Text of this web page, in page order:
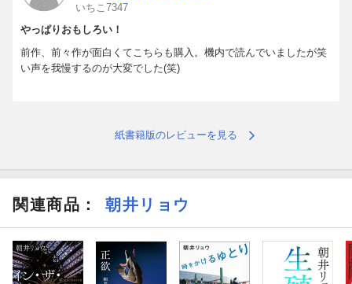
いちこ7347
やっぱりおもしろい！
前作、前々作が面白くてこちらも購入。機内で読んでいましたが笑
い声を我慢するのが大変でした(笑)
紙書籍版のレビューを見る
関連商品 ： 朝井リョウ